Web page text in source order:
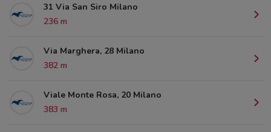
31 Via San Siro Milano
236 m
Via Marghera, 28 Milano
382 m
Viale Monte Rosa, 20 Milano
383 m